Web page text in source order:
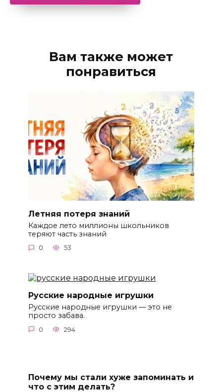
Вам также может
понравиться
Летняя потеря знаний
Каждое лето миллионы школьников
теряют часть знаний
0 53
Русские народные игрушки
Русские народные игрушки — это не
просто забава.
0 294
Почему мы стали хуже запоминать и
что с этим делать?